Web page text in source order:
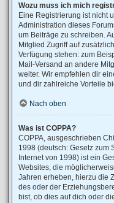
Wozu muss ich mich
Eine Registrierung ist nicht
Administration dieses
um Beiträge zu schreiben.
Mitglied Zugriff auf
Verfügung stehen: zum
Mail-Versand an andere
weiter. Wir empfehlen dir
und dir zahlreiche Vorteile
Nach oben
Was ist COPPA?
COPPA, ausgeschrieben
1998 (deutsch: Gesetz zum
Internet von 1998) ist ein
Websites, die
Jahren erheben, hierzu die
des oder der
bist, ob dies auf dich oder